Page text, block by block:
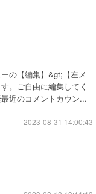
の【編集】&gt;【左メ
。ご自由に編集してく
近のコメントカウン...
2023-08-31 14:00:43